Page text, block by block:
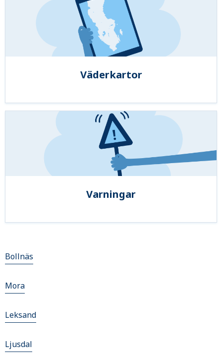
Väderkartor
Varningar
Bollnäs
Mora
Leksand
Ljusdal